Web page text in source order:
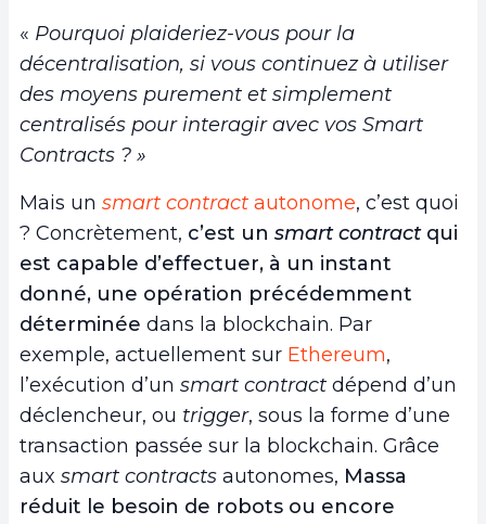
« Pourquoi plaideriez-vous pour la
décentralisation, si vous continuez à utiliser
des moyens purement et simplement
centralisés pour interagir avec vos Smart
Contracts ? »
Mais un smart contract autonome, c’est quoi
? Concrètement, c’est un smart contractqui
est capable d’effectuer, à un instant
donné, une opération précédemment
déterminée dans la blockchain. Par
exemple, actuellement sur Ethereum,
l’exécution d’un smart contract dépend d’un
déclencheur, ou trigger, sous la forme d’une
transaction passée sur la blockchain. Grâce
aux smart contracts autonomes, Massa
réduit le besoin de robots ou encore